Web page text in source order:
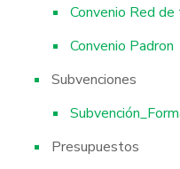
Convenio Red
Convenio Padron
Subvenciones
Presupuestos